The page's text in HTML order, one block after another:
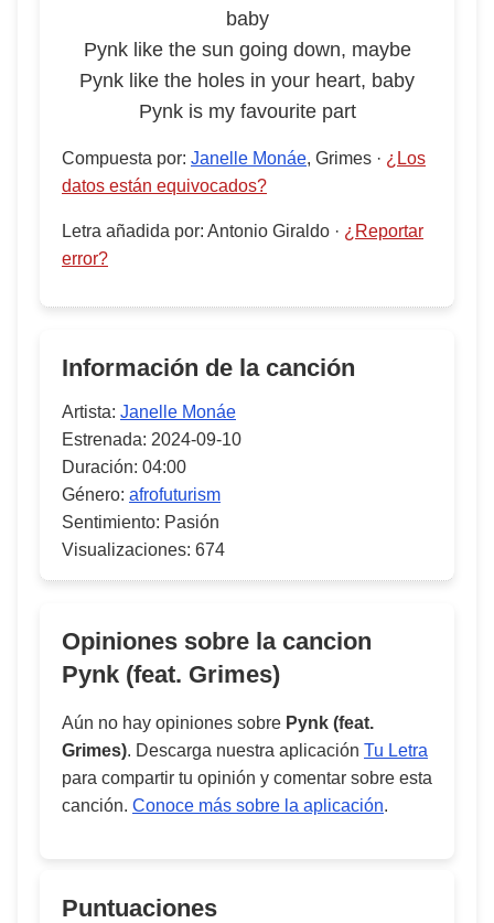
baby
Pynk like the sun going down, maybe
Pynk like the holes in your heart, baby
Pynk is my favourite part
Compuesta por: Janelle Monáe, Grimes · ¿Los
datos están equivocados?
Letra añadida por: Antonio Giraldo · ¿Reportar
error?
Información de la canción
Artista: Janelle Monáe
Estrenada: 2024-09-10
Duración: 04:00
Género: afrofuturism
Sentimiento: Pasión
Visualizaciones: 674
Opiniones sobre la cancion
Pynk (feat. Grimes)
Aún no hay opiniones sobre Pynk (feat.
Grimes). Descarga nuestra aplicación Tu Letra
para compartir tu opinión y comentar sobre esta
canción. Conoce más sobre la aplicación.
Puntuaciones